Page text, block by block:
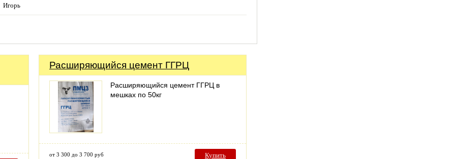
Игорь
Расширяющийся цемент ГГРЦ
Расширяющийся цемент ГГРЦ в
мешках по 50кг
от 3 300 до 3 700 руб Купить